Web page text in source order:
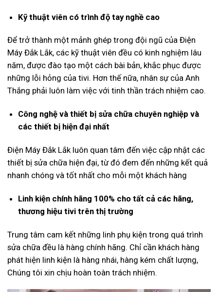
Kỹ thuật viên có trình độ tay nghề cao
Để trở thành một mảnh ghép trong đội ngũ của Điện
Máy Đắk Lắk, các kỹ thuật viên đều có kinh nghiệm lâu
năm, được đào tạo một cách bài bản, khắc phục được
những lỗi hỏng của tivi. Hơn thế nữa, nhân sự của Anh
Thắng phải luôn làm việc với tinh thần trách nhiệm cao.
Công nghệ và thiết bị sửa chữa chuyên nghiệp và
các thiết bị hiện đại nhất
Điện Máy Đắk Lắk luôn quan tâm đến việc cập nhật các
thiết bị sửa chữa hiện đại, từ đó đem đến những kết quả
nhanh chóng và tốt nhất cho mỗi một khách hàng
Linh kiện chính hãng 100% cho tất cả các hãng,
thương hiệu tivi trên thị trường
Trung tâm cam kết những linh phụ kiện trong quá trình
sửa chữa đều là hàng chính hãng. Chỉ cần khách hàng
phát hiện linh kiện là hàng nhái, hàng kém chất lượng,
Chúng tôi xin chịu hoàn toàn trách nhiệm.